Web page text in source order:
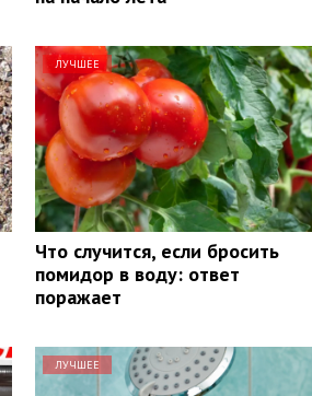
ЛУЧШЕЕ
Что случится, если бросить
помидор в воду: ответ
поражает
ЛУЧШЕЕ